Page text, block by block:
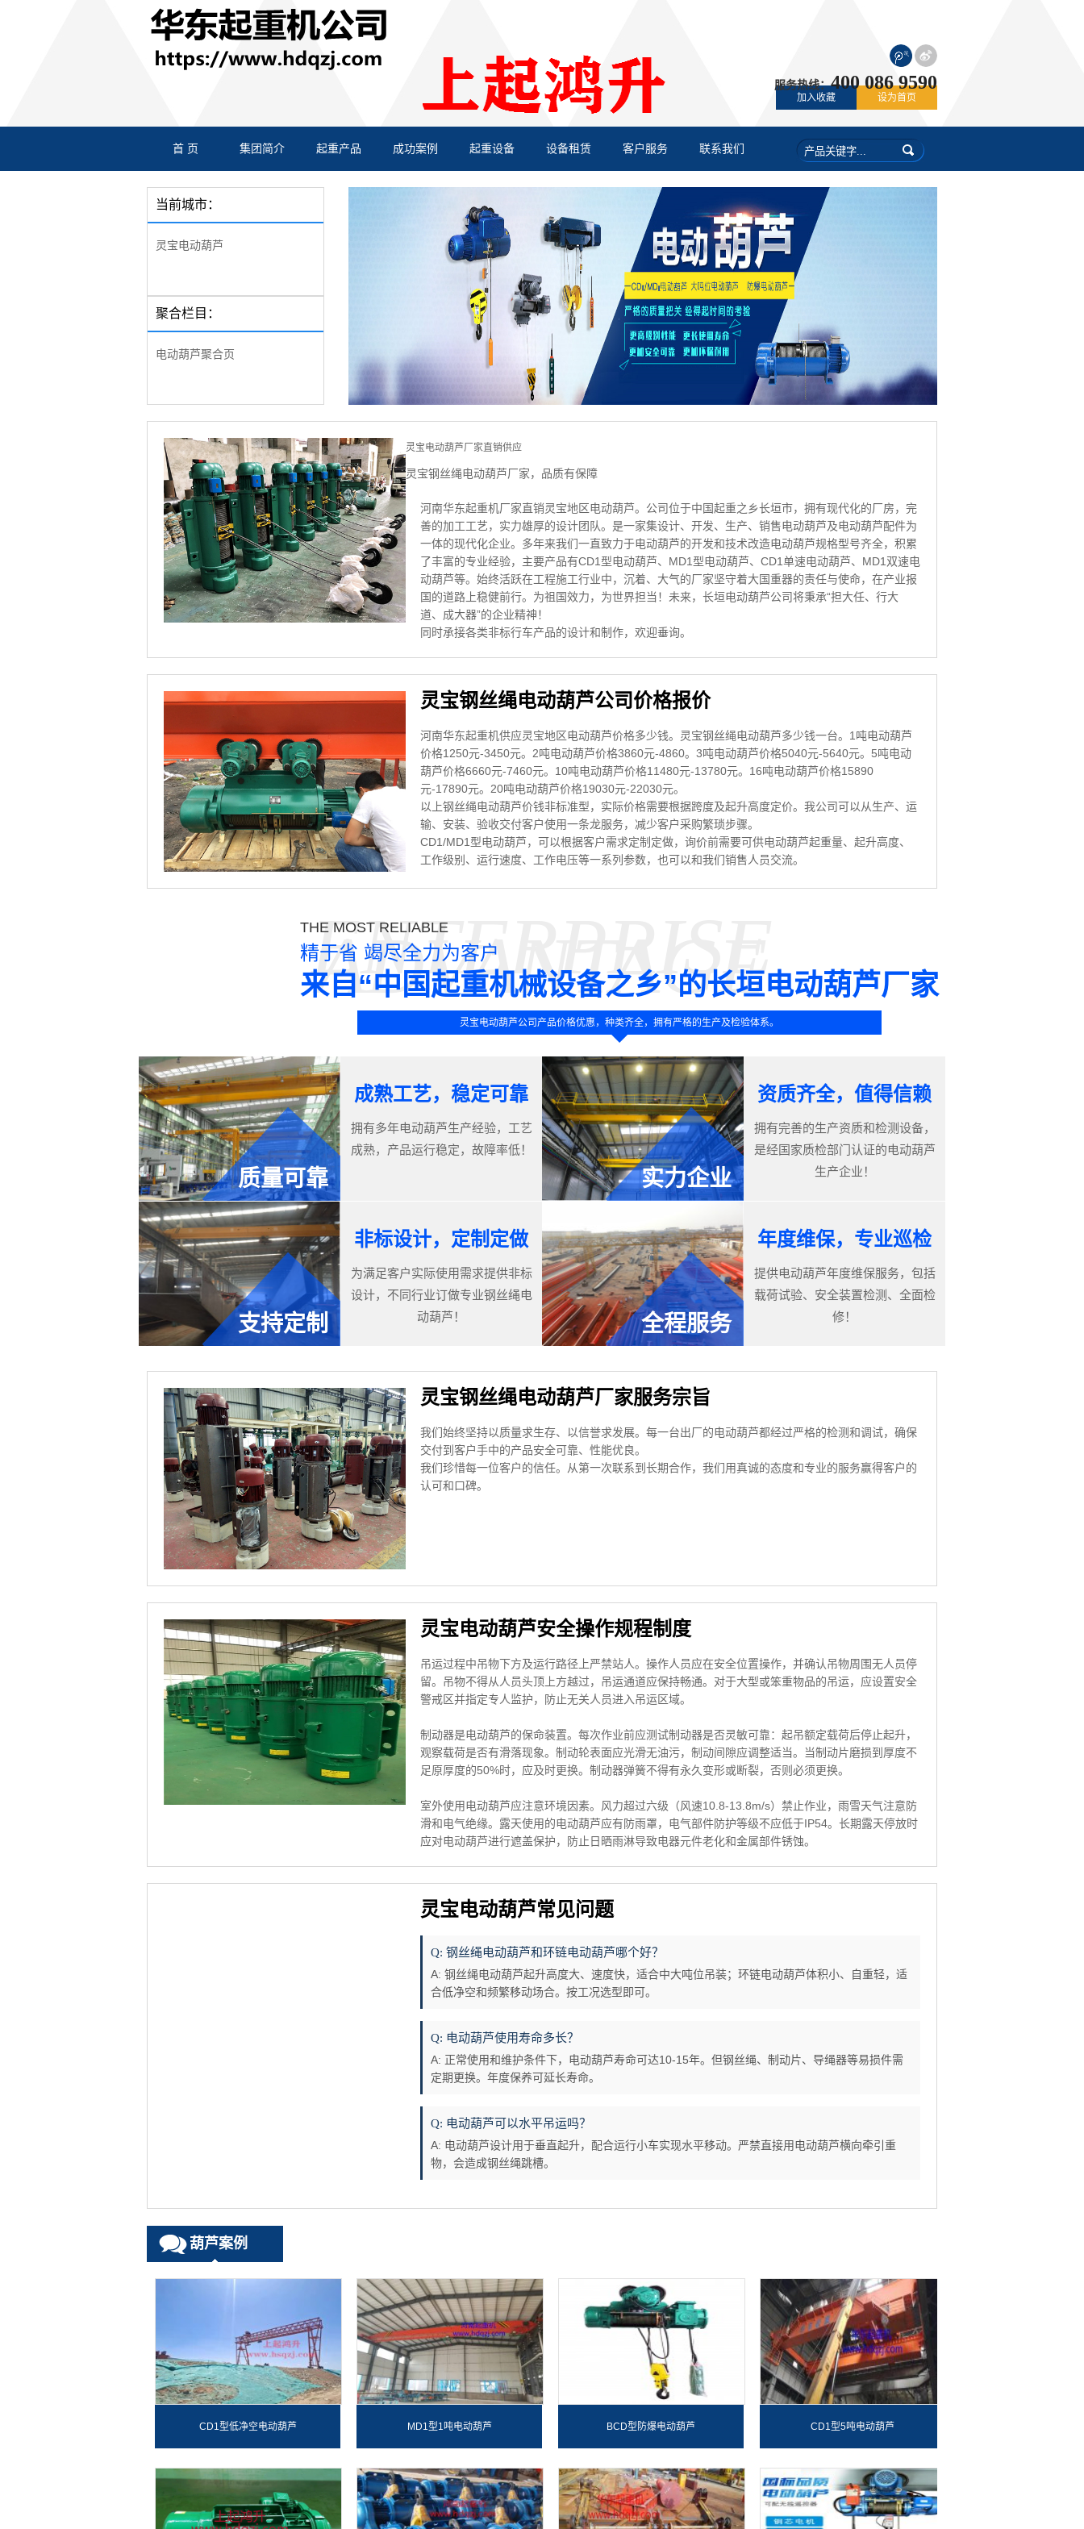
加入收藏 设为首页
服务热线：400 086 9590
首 页 集团简介 起重产品 成功案例 起重设备 设备租赁 客户服务 联系我们
当前城市：
灵宝电动葫芦
聚合栏目：
电动葫芦聚合页
灵宝电动葫芦厂家直销供应
灵宝钢丝绳电动葫芦厂家，品质有保障
河南华东起重机厂家直销灵宝地区电动葫芦。公司位于中国起重之乡长垣市，拥有现代化的厂房，完
善的加工工艺，实力雄厚的设计团队。是一家集设计、开发、生产、销售电动葫芦及电动葫芦配件为
一体的现代化企业。多年来我们一直致力于电动葫芦的开发和技术改造电动葫芦规格型号齐全，积累
了丰富的专业经验，主要产品有CD1型电动葫芦、MD1型电动葫芦、CD1单速电动葫芦、MD1双速电
动葫芦等。始终活跃在工程施工行业中，沉着、大气的厂家坚守着大国重器的责任与使命，在产业报
国的道路上稳健前行。为祖国效力，为世界担当！未来，长垣电动葫芦公司将秉承“担大任、行大
道、成大器”的企业精神！
同时承接各类非标行车产品的设计和制作，欢迎垂询。
灵宝钢丝绳电动葫芦公司价格报价
河南华东起重机供应灵宝地区电动葫芦价格多少钱。灵宝钢丝绳电动葫芦多少钱一台。1吨电动葫芦
价格1250元-3450元。2吨电动葫芦价格3860元-4860。3吨电动葫芦价格5040元-5640元。5吨电动
葫芦价格6660元-7460元。10吨电动葫芦价格11480元-13780元。16吨电动葫芦价格15890
元-17890元。20吨电动葫芦价格19030元-22030元。
以上钢丝绳电动葫芦价钱非标准型，实际价格需要根据跨度及起升高度定价。我公司可以从生产、运
输、安装、验收交付客户使用一条龙服务，减少客户采购繁琐步骤。
CD1/MD1型电动葫芦，可以根据客户需求定制定做，询价前需要可供电动葫芦起重量、起升高度、
工作级别、运行速度、工作电压等一系列参数，也可以和我们销售人员交流。
ENTERPRISE
ADVANTAGE
THE MOST RELIABLE
精于省 竭尽全力为客户
来自“中国起重机械设备之乡”的长垣电动葫芦厂家
灵宝电动葫芦公司产品价格优惠，种类齐全，拥有严格的生产及检验体系。
质量可靠
成熟工艺，稳定可靠
拥有多年电动葫芦生产经验，工艺
成熟，产品运行稳定，故障率低！
实力企业
资质齐全，值得信赖
拥有完善的生产资质和检测设备，
是经国家质检部门认证的电动葫芦
生产企业！
支持定制
非标设计，定制定做
为满足客户实际使用需求提供非标
设计，不同行业订做专业钢丝绳电
动葫芦！
全程服务
年度维保，专业巡检
提供电动葫芦年度维保服务，包括
载荷试验、安全装置检测、全面检
修！
灵宝钢丝绳电动葫芦厂家服务宗旨
我们始终坚持以质量求生存、以信誉求发展。每一台出厂的电动葫芦都经过严格的检测和调试，确保
交付到客户手中的产品安全可靠、性能优良。
我们珍惜每一位客户的信任。从第一次联系到长期合作，我们用真诚的态度和专业的服务赢得客户的
认可和口碑。
灵宝电动葫芦安全操作规程制度
吊运过程中吊物下方及运行路径上严禁站人。操作人员应在安全位置操作，并确认吊物周围无人员停
留。吊物不得从人员头顶上方越过，吊运通道应保持畅通。对于大型或笨重物品的吊运，应设置安全
警戒区并指定专人监护，防止无关人员进入吊运区域。
制动器是电动葫芦的保命装置。每次作业前应测试制动器是否灵敏可靠：起吊额定载荷后停止起升，
观察载荷是否有滑落现象。制动轮表面应光滑无油污，制动间隙应调整适当。当制动片磨损到厚度不
足原厚度的50%时，应及时更换。制动器弹簧不得有永久变形或断裂，否则必须更换。
室外使用电动葫芦应注意环境因素。风力超过六级（风速10.8-13.8m/s）禁止作业，雨雪天气注意防
滑和电气绝缘。露天使用的电动葫芦应有防雨罩，电气部件防护等级不应低于IP54。长期露天停放时
应对电动葫芦进行遮盖保护，防止日晒雨淋导致电器元件老化和金属部件锈蚀。
灵宝电动葫芦常见问题
Q: 钢丝绳电动葫芦和环链电动葫芦哪个好？
A: 钢丝绳电动葫芦起升高度大、速度快，适合中大吨位吊装；环链电动葫芦体积小、自重轻，适
合低净空和频繁移动场合。按工况选型即可。
Q: 电动葫芦使用寿命多长？
A: 正常使用和维护条件下，电动葫芦寿命可达10-15年。但钢丝绳、制动片、导绳器等易损件需
定期更换。年度保养可延长寿命。
Q: 电动葫芦可以水平吊运吗？
A: 电动葫芦设计用于垂直起升，配合运行小车实现水平移动。严禁直接用电动葫芦横向牵引重
物，会造成钢丝绳跳槽。
葫芦案例
CD1型低净空电动葫芦 MD1型1吨电动葫芦 BCD型防爆电动葫芦 CD1型5吨电动葫芦